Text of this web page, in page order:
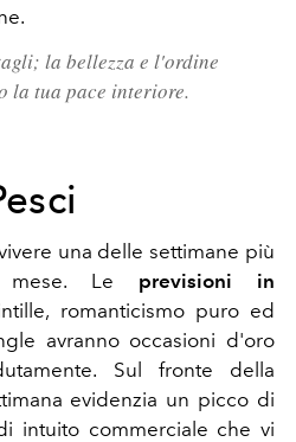
la bellezza e l'ordine
la tua pace interiore.
una delle settimane più
mese. Le previsioni in
romanticismo puro ed
avranno occasioni d'oro
Sul fronte della
evidenzia un picco di
intuito commerciale che vi